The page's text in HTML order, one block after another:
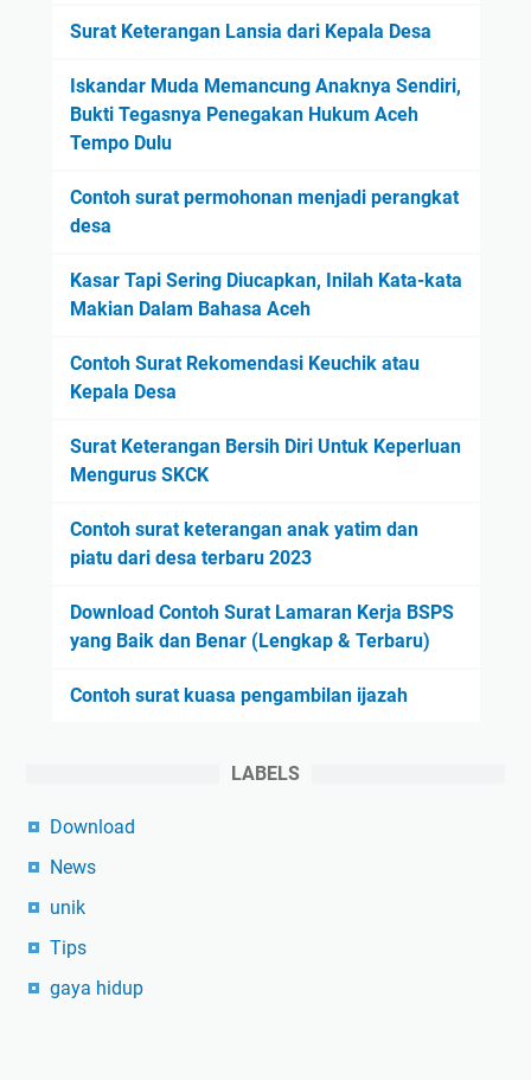
Surat Keterangan Lansia dari Kepala Desa
Iskandar Muda Memancung Anaknya Sendiri,
Bukti Tegasnya Penegakan Hukum Aceh
Tempo Dulu
Contoh surat permohonan menjadi perangkat
desa
Kasar Tapi Sering Diucapkan, Inilah Kata-kata
Makian Dalam Bahasa Aceh
Contoh Surat Rekomendasi Keuchik atau
Kepala Desa
Surat Keterangan Bersih Diri Untuk Keperluan
Mengurus SKCK
Contoh surat keterangan anak yatim dan
piatu dari desa terbaru 2023
Download Contoh Surat Lamaran Kerja BSPS
yang Baik dan Benar (Lengkap & Terbaru)
Contoh surat kuasa pengambilan ijazah
LABELS
Download
News
unik
Tips
gaya hidup